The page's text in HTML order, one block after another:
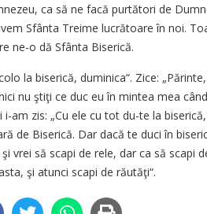
ca să ne facă purtători de
Sfânta Treime lucrătoare în noi.
ne-o dă Sfânta Biserică.
la biserică, duminica“. Zice:
nu ştiţi ce duc eu în mintea mea
am zis: „Cu ele cu tot du-te la
de Biserică. Dar dacă te duci în
vrei să scapi de rele, dar ca să scapi
şi atunci scapi de răutăţi“.